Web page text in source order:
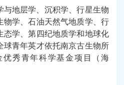
与地层学、沉积学、行星生物
物学、石油天然气地质学、行
态学、第四纪地质学和地球化
球青年英才依托南京古生物所
优秀青年科学基金项目（海